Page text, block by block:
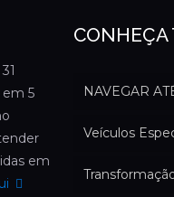
em 5
em
CONHEÇA
NAVEGAR
Veículos